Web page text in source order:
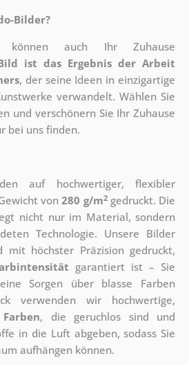
Bilder?
können auch Ihr Zuhause
ist das Ergebnis der Arbeit
, der seine Ideen in einzigartige
verwandelt. Wählen Sie
und verschönern Sie Ihr Zuhause
bei uns finden.
auf hochwertiger, flexibler
von280 g/m2gedruckt. Die
nicht nur im Material, sondern
Technologie. Unsere Bilder
mit höchster Präzision gedruckt,
garantiert ist – Sie
Sorgen über blasse Farben
verwenden wir hochwertige,
, die geruchlos sind und
in die Luft abgeben, sodass Sie
aufhängen können.